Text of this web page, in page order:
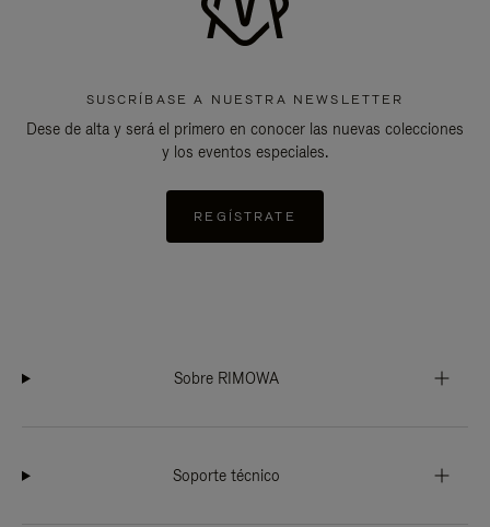
SUSCRÍBASE A NUESTRA NEWSLETTER
Dese de alta y será el primero en conocer las nuevas colecciones
y los eventos especiales.
REGÍSTRATE
Sobre RIMOWA
Soporte técnico